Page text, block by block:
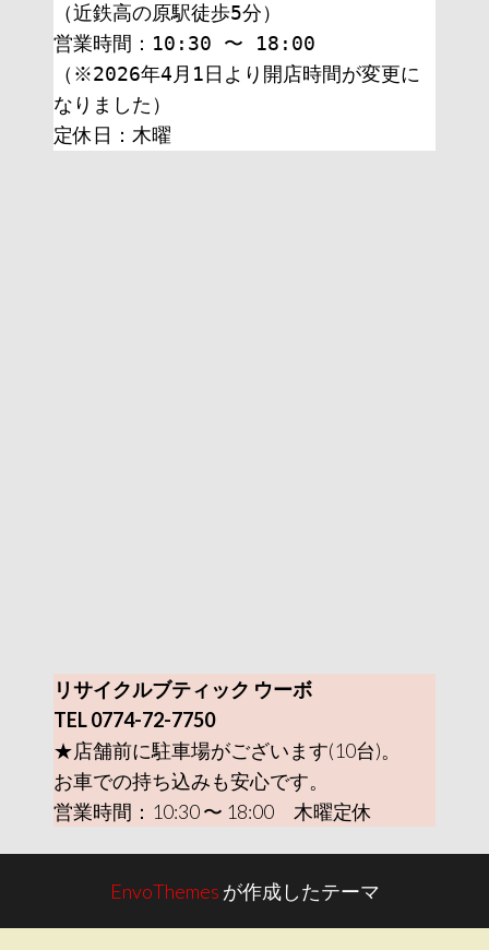
（近鉄高の原駅徒歩5分）
営業時間：10:30 〜 18:00
（※2026年4月1日より開店時間が変更に
なりました）
定休日：木曜
リサイクルブティック ウーボ
TEL 0774-72-7750
★店舗前に駐車場がございます(10台)。
お車での持ち込みも安心です。
営業時間：10:30 〜 18:00 木曜定休
EnvoThemes が作成したテーマ